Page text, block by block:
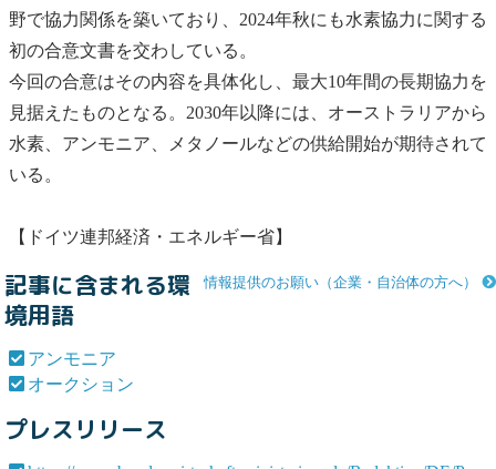
野で協力関係を築いており、2024年秋にも水素協力に関する
初の合意文書を交わしている。
今回の合意はその内容を具体化し、最大10年間の長期協力を
見据えたものとなる。2030年以降には、オーストラリアから
水素、 アンモニア 、メタノールなどの供給開始が期待されて
いる。
【ドイツ連邦経済・エネルギー省】
情報提供のお願い（企業・自治体の方へ）
記事に含まれる環
境用語
アンモニア
オークション
プレスリリース